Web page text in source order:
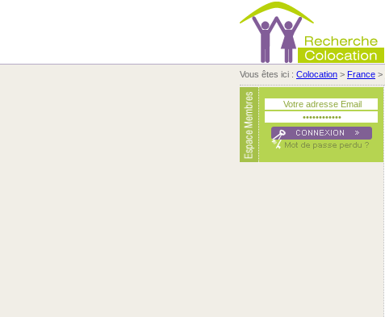
Vous êtes ici : Colocation > France >